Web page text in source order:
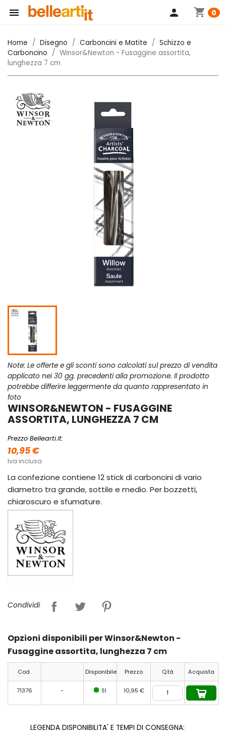
 shopping_cart 0
person
Home Disegno Carboncini e Matite
Schizzo e
Carboncino
Winsor&Newton - Fusaggine assortita,
lunghezza 7 cm
Note: Le offerte e gli sconti sono calcolati sul prezzo di vendita
applicato nei 30 gg. precedenti alla promozione. Il prodotto
potrebbe differire leggermente da quanto rappresentato in
foto
WINSOR&NEWTON - FUSAGGINE
ASSORTITA, LUNGHEZZA 7 CM
Prezzo Bellearti.it:
10,95 €
Iva inclusa
La confezione contiene 12 stick di carboncini di vario
diametro tra grande, sottile e medio. Per bozzetti,
chiaroscuro e sfumature.
Condividi
Opzioni disponibili per Winsor&Newton -
Fusaggine assortita, lunghezza 7 cm
Cod. Disponibile Prezzo Q.tà Acquista
71376 - SI 10,95 €
LEGENDA DISPONIBILITA' E TEMPI DI CONSEGNA: